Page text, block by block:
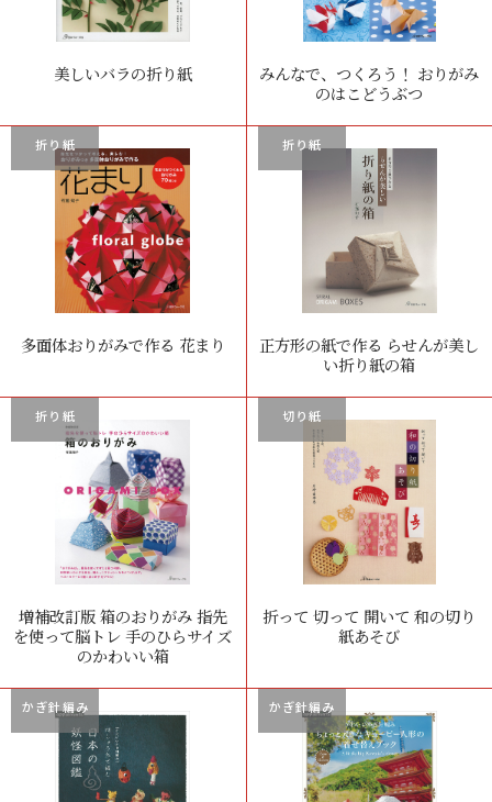
美しいバラの折り紙
みんなで、つくろう！ おりがみ
のはこどうぶつ
折り紙
多面体おりがみで作る 花まり
折り紙
正方形の紙で作る らせんが美し
い折り紙の箱
折り紙
増補改訂版 箱のおりがみ 指先
を使って脳トレ 手のひらサイズ
のかわいい箱
切り紙
折って 切って 開いて 和の切り
紙あそび
かぎ針編み かぎ針編み